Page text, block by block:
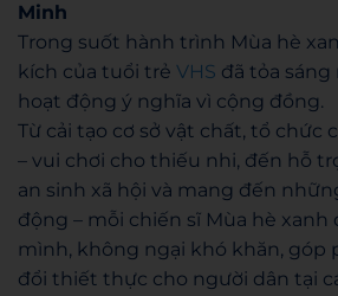
Minh
Trong suốt hành trình Mùa hè
kích của tuổi trẻ VHS đã tỏa
hoạt động ý nghĩa vì cộng đồng.
Từ cải tạo cơ sở vật chất, tổ chức
– vui chơi cho thiếu nhi, đến hỗ
an sinh xã hội và mang đến
động – mỗi chiến sĩ Mùa hè
mình, không ngại khó khăn, góp
đổi thiết thực cho người dân tại